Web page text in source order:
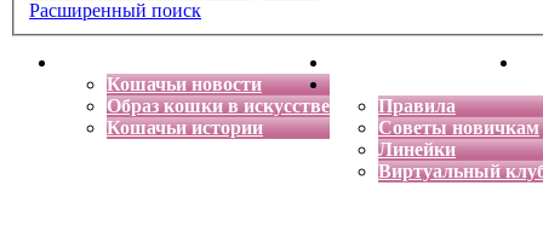
Расширенный поиск
Кошачьи новости
Образ кошки в искусстве
Кошачьи истории
Энциклопедия кошек
Правила
Советы новичкам
Линейки
Виртуальный